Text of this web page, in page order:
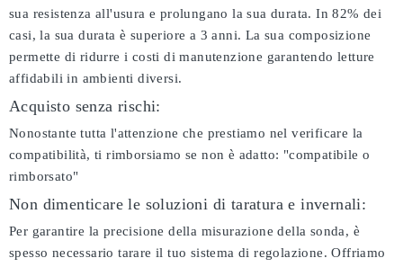
sua resistenza all'usura e prolungano la sua durata. In 82% dei
casi, la sua durata è superiore a 3 anni. La sua composizione
permette di ridurre i costi di manutenzione garantendo letture
affidabili in ambienti diversi.
Acquisto senza rischi:
Nonostante tutta l'attenzione che prestiamo nel verificare la
compatibilità, ti rimborsiamo se non è adatto: "compatibile o
rimborsato"
Non dimenticare le soluzioni di taratura e invernali:
Per garantire la precisione della misurazione della sonda, è
spesso necessario tarare il tuo sistema di regolazione. Offriamo